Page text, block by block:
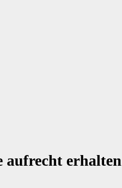
aufrecht erhalten